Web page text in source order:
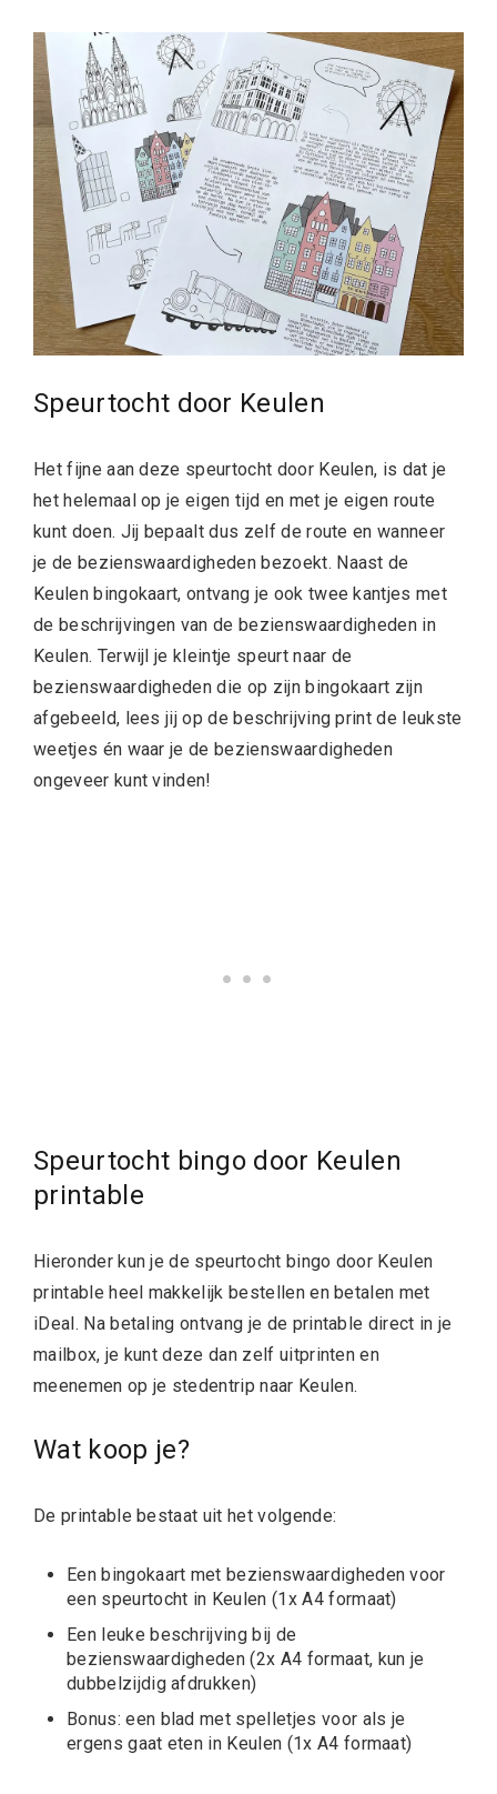
Speurtocht door Keulen
Het fijne aan deze speurtocht door Keulen, is dat je
het helemaal op je eigen tijd en met je eigen route
kunt doen. Jij bepaalt dus zelf de route en wanneer
je de bezienswaardigheden bezoekt. Naast de
Keulen bingokaart, ontvang je ook twee kantjes met
de beschrijvingen van de bezienswaardigheden in
Keulen. Terwijl je kleintje speurt naar de
bezienswaardigheden die op zijn bingokaart zijn
afgebeeld, lees jij op de beschrijving print de leukste
weetjes én waar je de bezienswaardigheden
ongeveer kunt vinden!
Speurtocht bingo door Keulen
printable
Hieronder kun je de speurtocht bingo door Keulen
printable heel makkelijk bestellen en betalen met
iDeal. Na betaling ontvang je de printable direct in je
mailbox, je kunt deze dan zelf uitprinten en
meenemen op je stedentrip naar Keulen.
Wat koop je?
De printable bestaat uit het volgende:
Een bingokaart met bezienswaardigheden voor
een speurtocht in Keulen (1x A4 formaat)
Een leuke beschrijving bij de
bezienswaardigheden (2x A4 formaat, kun je
dubbelzijdig afdrukken)
Bonus: een blad met spelletjes voor als je
ergens gaat eten in Keulen (1x A4 formaat)